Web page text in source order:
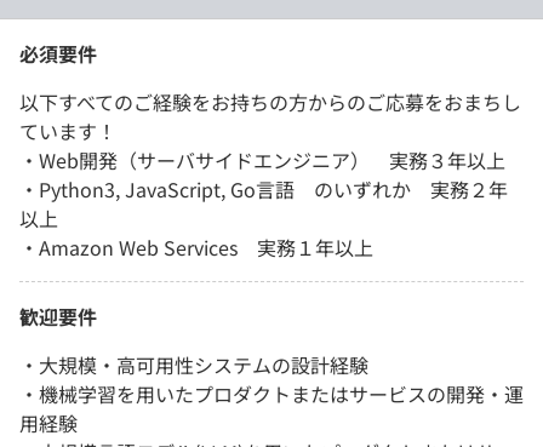
必須要件
以下すべてのご経験をお持ちの方からのご応募をおまちし
ています！
・Web開発（サーバサイドエンジニア） 実務３年以上
・Python3, JavaScript, Go言語 のいずれか 実務２年
以上
・Amazon Web Services 実務１年以上
歓迎要件
・大規模・高可用性システムの設計経験
・機械学習を用いたプロダクトまたはサービスの開発・運
用経験